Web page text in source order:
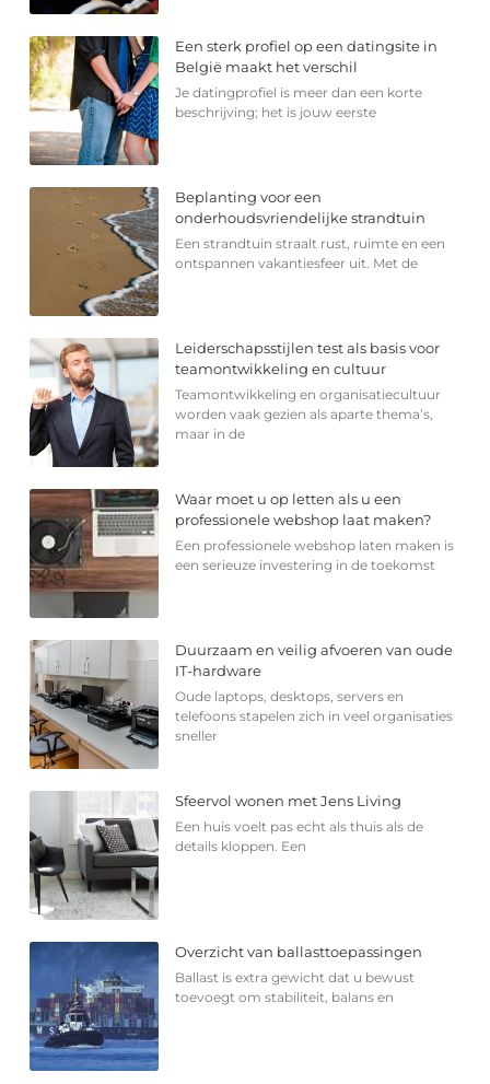
Een sterk profiel op een datingsite in
België maakt het verschil
Je datingprofiel is meer dan een korte
beschrijving; het is jouw eerste
Beplanting voor een
onderhoudsvriendelijke strandtuin
Een strandtuin straalt rust, ruimte en een
ontspannen vakantiesfeer uit. Met de
Leiderschapsstijlen test als basis voor
teamontwikkeling en cultuur
Teamontwikkeling en organisatiecultuur
worden vaak gezien als aparte thema’s,
maar in de
Waar moet u op letten als u een
professionele webshop laat maken?
Een professionele webshop laten maken is
een serieuze investering in de toekomst
Duurzaam en veilig afvoeren van oude
IT-hardware
Oude laptops, desktops, servers en
telefoons stapelen zich in veel organisaties
sneller
Sfeervol wonen met Jens Living
Een huis voelt pas echt als thuis als de
details kloppen. Een
Overzicht van ballasttoepassingen
Ballast is extra gewicht dat u bewust
toevoegt om stabiliteit, balans en